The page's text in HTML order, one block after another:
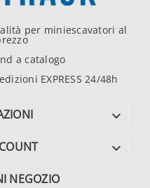
per miniescavatori al
a catalogo
EXPRESS 24/48h


NEGOZIO